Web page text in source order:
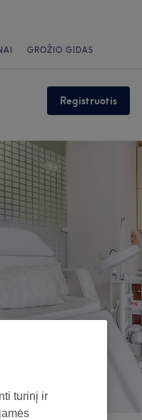
GROŽIO GIDAS
Registruotis
turinį ir